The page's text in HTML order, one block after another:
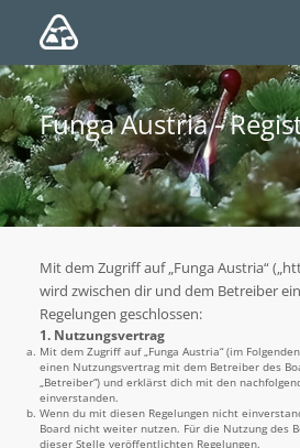
Funga Austria -
Mit dem Zugriff auf „Funga Austria“
wird zwischen dir und dem Betreiber
Regelungen geschlossen:
1. Nutzungsvertrag
Mit dem Zugriff auf „Funga Austria“ (im
einen Nutzungsvertrag mit dem Betreiber des
„Betreiber“) und erklärst dich mit den
einverstanden.
Wenn du mit diesen Regelungen nicht
Board nicht weiter nutzen. Für die Nutzung des
dieser Stelle veröffentlichten Regelungen.